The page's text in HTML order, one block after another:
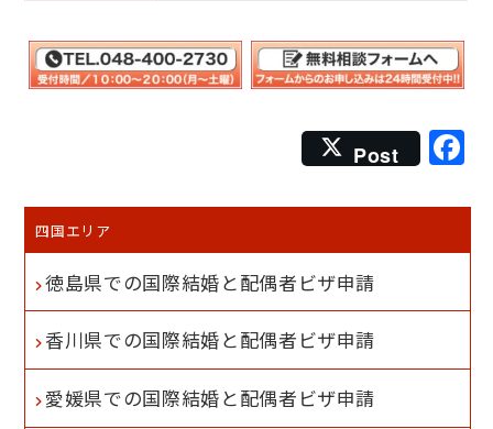
Post
四国エリア
徳島県での国際結婚と配偶者ビザ申請
香川県での国際結婚と配偶者ビザ申請
愛媛県での国際結婚と配偶者ビザ申請